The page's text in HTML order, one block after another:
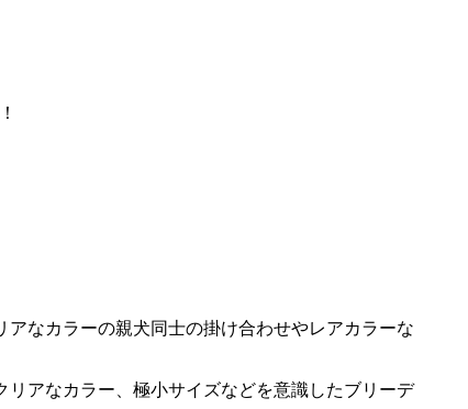
なカラーの親犬同士の掛け合わせやレアカラーな
アなカラー、極小サイズなどを意識したブリーデ